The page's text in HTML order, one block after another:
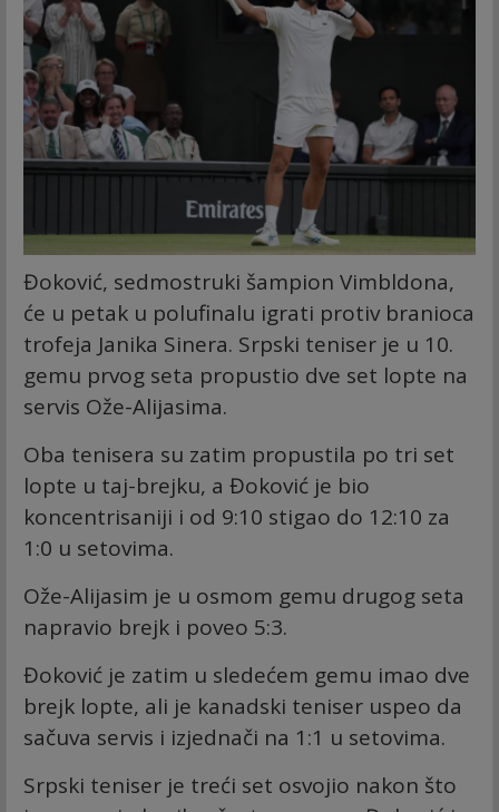
Đoković, sedmostruki šampion Vimbldona,
će u petak u polufinalu igrati protiv branioca
trofeja Janika Sinera. Srpski teniser je u 10.
gemu prvog seta propustio dve set lopte na
servis Ože-Alijasima.
Oba tenisera su zatim propustila po tri set
lopte u taj-brejku, a Đoković je bio
koncentrisaniji i od 9:10 stigao do 12:10 za
1:0 u setovima.
Ože-Alijasim je u osmom gemu drugog seta
napravio brejk i poveo 5:3.
Đoković je zatim u sledećem gemu imao dve
brejk lopte, ali je kanadski teniser uspeo da
sačuva servis i izjednači na 1:1 u setovima.
Srpski teniser je treći set osvojio nakon što